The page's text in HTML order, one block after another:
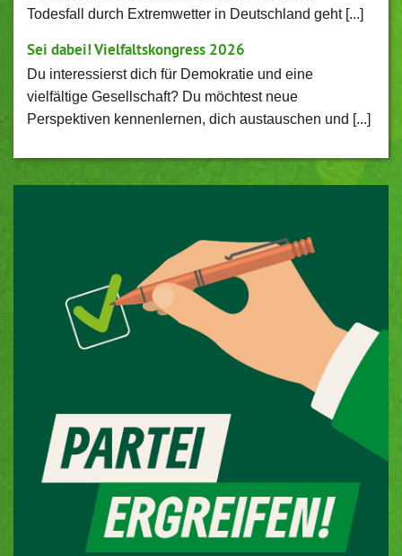
Todesfall durch Extremwetter in Deutschland geht [...]
Sei dabei! Vielfaltskongress 2026
Du interessierst dich für Demokratie und eine
vielfältige Gesellschaft? Du möchtest neue
Perspektiven kennenlernen, dich austauschen und [...]